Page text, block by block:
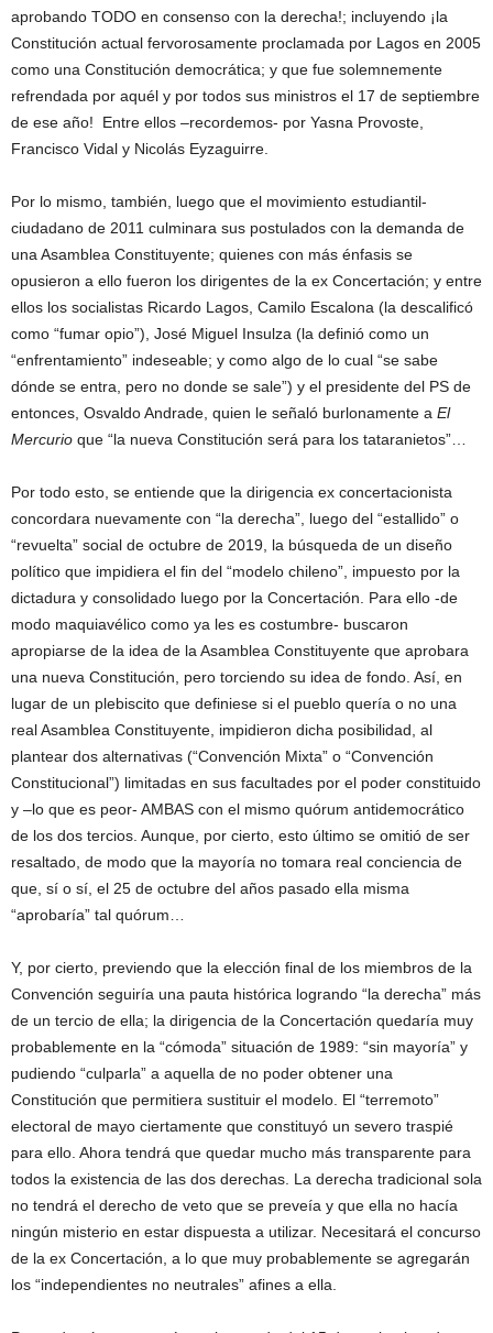
aprobando TODO en consenso con la derecha!; incluyendo ¡la
Constitución actual fervorosamente proclamada por Lagos en 2005
como una Constitución democrática; y que fue solemnemente
refrendada por aquél y por todos sus ministros el 17 de septiembre
de ese año! Entre ellos –recordemos- por Yasna Provoste,
Francisco Vidal y Nicolás Eyzaguirre.
Por lo mismo, también, luego que el movimiento estudiantil-
ciudadano de 2011 culminara sus postulados con la demanda de
una Asamblea Constituyente; quienes con más énfasis se
opusieron a ello fueron los dirigentes de la ex Concertación; y entre
ellos los socialistas Ricardo Lagos, Camilo Escalona (la descalificó
como “fumar opio”), José Miguel Insulza (la definió como un
“enfrentamiento” indeseable; y como algo de lo cual “se sabe
dónde se entra, pero no donde se sale”) y el presidente del PS de
entonces, Osvaldo Andrade, quien le señaló burlonamente a El
Mercurio que “la nueva Constitución será para los tataranietos”…
Por todo esto, se entiende que la dirigencia ex concertacionista
concordara nuevamente con “la derecha”, luego del “estallido” o
“revuelta” social de octubre de 2019, la búsqueda de un diseño
político que impidiera el fin del “modelo chileno”, impuesto por la
dictadura y consolidado luego por la Concertación. Para ello -de
modo maquiavélico como ya les es costumbre- buscaron
apropiarse de la idea de la Asamblea Constituyente que aprobara
una nueva Constitución, pero torciendo su idea de fondo. Así, en
lugar de un plebiscito que definiese si el pueblo quería o no una
real Asamblea Constituyente, impidieron dicha posibilidad, al
plantear dos alternativas (“Convención Mixta” o “Convención
Constitucional”) limitadas en sus facultades por el poder constituido
y –lo que es peor- AMBAS con el mismo quórum antidemocrático
de los dos tercios. Aunque, por cierto, esto último se omitió de ser
resaltado, de modo que la mayoría no tomara real conciencia de
que, sí o sí, el 25 de octubre del años pasado ella misma
“aprobaría” tal quórum…
Y, por cierto, previendo que la elección final de los miembros de la
Convención seguiría una pauta histórica logrando “la derecha” más
de un tercio de ella; la dirigencia de la Concertación quedaría muy
probablemente en la “cómoda” situación de 1989: “sin mayoría” y
pudiendo “culparla” a aquella de no poder obtener una
Constitución que permitiera sustituir el modelo. El “terremoto”
electoral de mayo ciertamente que constituyó un severo traspié
para ello. Ahora tendrá que quedar mucho más transparente para
todos la existencia de las dos derechas. La derecha tradicional sola
no tendrá el derecho de veto que se preveía y que ella no hacía
ningún misterio en estar dispuesta a utilizar. Necesitará el concurso
de la ex Concertación, a lo que muy probablemente se agregarán
los “independientes no neutrales” afines a ella.